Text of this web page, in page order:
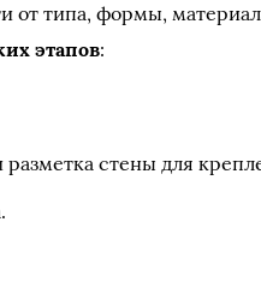
от типа, формы,
этапов:
стены для